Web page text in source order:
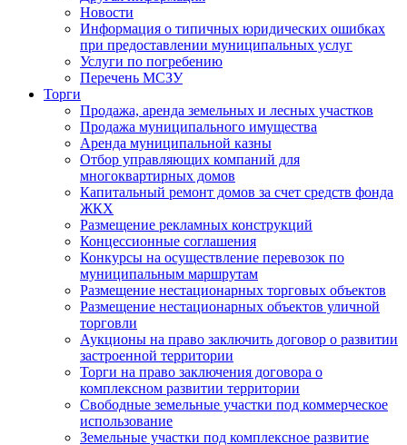
Новости
Информация о типичных юридических ошибках
при предоставлении муниципальных услуг
Услуги по погребению
Перечень МСЗУ
Торги
Продажа, аренда земельных и лесных участков
Продажа муниципального имущества
Аренда муниципальной казны
Отбор управляющих компаний для
многоквартирных домов
Капитальный ремонт домов за счет средств фонда
ЖКХ
Размещение рекламных конструкций
Концессионные соглашения
Конкурсы на осуществление перевозок по
муниципальным маршрутам
Размещение нестационарных торговых объектов
Размещение нестационарных объектов уличной
торговли
Аукционы на право заключить договор о развитии
застроенной территории
Торги на право заключения договора о
комплексном развитии территории
Свободные земельные участки под коммерческое
использование
Земельные участки под комплексное развитие